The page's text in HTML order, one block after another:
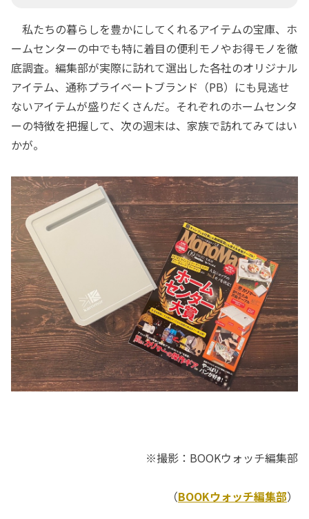
私たちの暮らしを豊かにしてくれるアイテムの宝庫、ホ
ームセンターの中でも特に着目の便利モノやお得モノを徹
底調査。編集部が実際に訪れて選出した各社のオリジナル
アイテム、通称プライベートブランド（PB）にも見逃せ
ないアイテムが盛りだくさんだ。それぞれのホームセンタ
ーの特徴を把握して、次の週末は、家族で訪れてみてはい
かが。
※撮影：BOOKウォッチ編集部
（BOOKウォッチ編集部）